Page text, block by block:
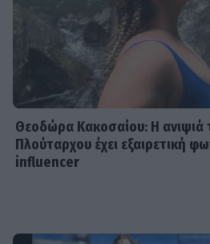
Θεοδώρα Κακοσαίου: Η ανιψιά
Πλούταρχου έχει εξαιρετική
influencer